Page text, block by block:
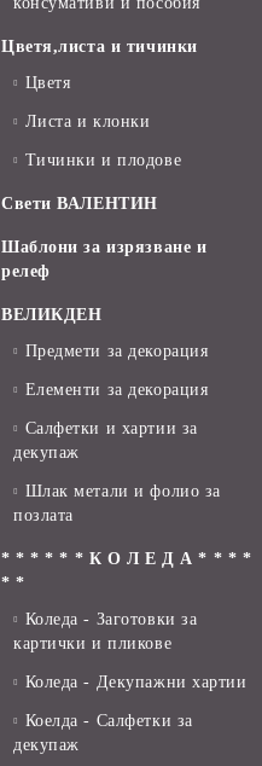
Цветя,листа и тичинки
Цветя
Листа и клонки
Тичинки и плодове
Свети ВАЛЕНТИН
Шаблони за изрязване и
релеф
ВЕЛИКДЕН
Предмети за декорация
Елементи за декорация
Салфетки и хартии за
декупаж
Шлак метали и фолио за
позлата
* * * * * * К О Л Е Д А * * * *
* *
Коледа - Заготовки за
картички и пликове
Коледа - Декупажни хартии
Коелда - Салфетки за
декупаж